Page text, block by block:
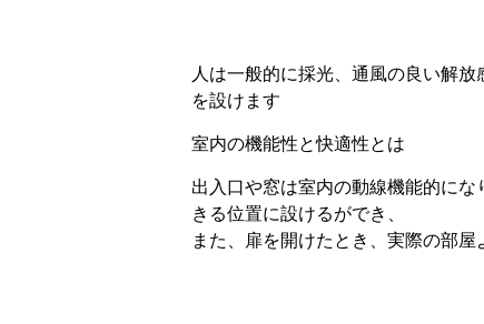
人は一般的に採光、通風の良い解
を設けます
室内の機能性と快適性とは
出入口や窓は室内の動線機能的に
きる位置に設けるができ、
また、扉を開けたとき、実際の部